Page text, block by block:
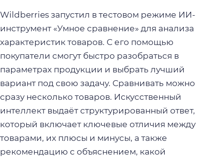
Wildberries запустил в тестовом режиме ИИ-
инструмент «Умное сравнение» для анализа
характеристик товаров. С его помощью
покупатели смогут быстро разобраться в
параметрах продукции и выбрать лучший
вариант под свою задачу. Сравнивать можно
сразу несколько товаров. Искусственный
интеллект выдаёт структурированный ответ,
который включает ключевые отличия между
товарами, их плюсы и минусы, а также
рекомендацию с объяснением, какой